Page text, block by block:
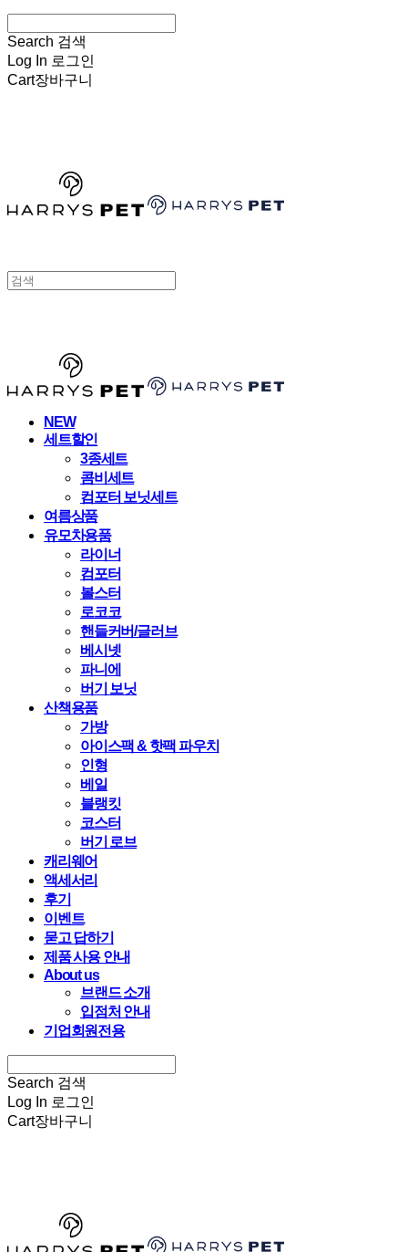
Search 검색
Log In 로그인
Cart장바구니
NEW
세트할인
3종세트
콤비세트
컴포터 보닛세트
여름상품
유모차용품
라이너
컴포터
볼스터
로코코
핸들커버/글러브
베시넷
파니에
버기 보닛
산책용품
가방
아이스팩 & 핫팩 파우치
인형
베일
블랭킷
코스터
버기 로브
캐리웨어
액세서리
후기
이벤트
묻고 답하기
제품 사용 안내
About us
브랜드 소개
입점처 안내
기업회원전용
Search 검색
Log In 로그인
Cart장바구니